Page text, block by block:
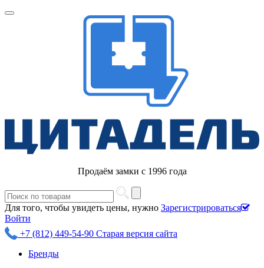
Продаём замки с 1996 года
Для того, чтобы увидеть цены, нужно Зарегистрироваться
Войти
+7 (812) 449-54-90 Старая версия сайта
Бренды